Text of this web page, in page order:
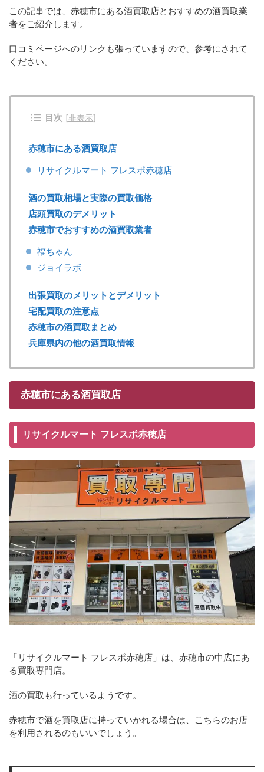
この記事では、赤穂市にある酒買取店とおすすめの酒買取業
者をご紹介します。
口コミページへのリンクも張っていますので、参考にされて
ください。
目次 [非表示]
赤穂市にある酒買取店
リサイクルマート フレスポ赤穂店
酒の買取相場と実際の買取価格
店頭買取のデメリット
赤穂市でおすすめの酒買取業者
福ちゃん
ジョイラボ
出張買取のメリットとデメリット
宅配買取の注意点
赤穂市の酒買取まとめ
兵庫県内の他の酒買取情報
赤穂市にある酒買取店
リサイクルマート フレスポ赤穂店
「リサイクルマート フレスポ赤穂店」は、赤穂市の中広にあ
る買取専門店。
酒の買取も行っているようです。
赤穂市で酒を買取店に持っていかれる場合は、こちらのお店
を利用されるのもいいでしょう。